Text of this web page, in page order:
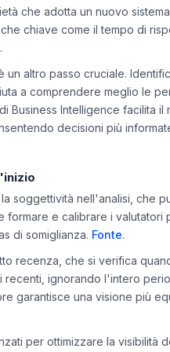
essenziale definire obiettivi
che adotta un nuovo
chiave come il tempo di
.
un altro passo cruciale.
a comprendere meglio le
Business Intelligence facilita il
decisioni più
soggettività nell'analisi, che
formare e calibrare i valutatori
di somiglianza.
Fonte.
recenza, che si verifica
recenti, ignorando l'intero
garantisce una visione più